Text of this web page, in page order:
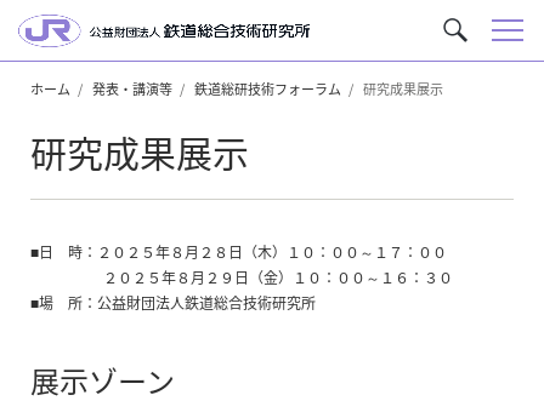
サ
イ
メ
ホーム 発表・講演等 鉄道総研技術フォーラム 研究成果展示
研究成果展示
■日 時：２０２５年８月２８日（木）１０：００～１７：００
２０２５年８月２９日（金）１０：００～１６：３０
■場 所：公益財団法人鉄道総合技術研究所
展示ゾーン